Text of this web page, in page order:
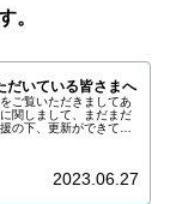
。
だいている皆さまへ
ご覧いただきましてあ
関しまして、まだまだ
の下、更新ができてい
2023.06.27